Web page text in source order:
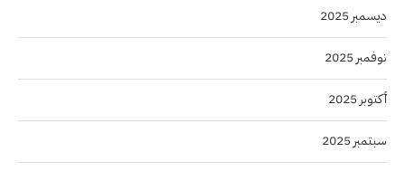
ديسمبر 2025
نوفمبر 2025
أكتوبر 2025
سبتمبر 2025